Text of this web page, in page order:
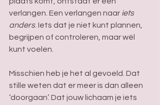
verlangen. Een verlangen naar iets
anders. Iets dat je niet kunt plannen,
begrijpen of controleren, maar wél
kunt voelen.
Misschien heb je het al gevoeld. Dat
stille weten dat er meer is dan alleen
‘doorgaan’. Dat jouw lichaam je iets